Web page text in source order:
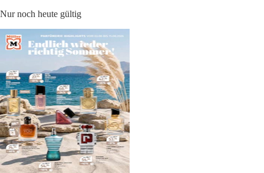
Nur noch heute gültig